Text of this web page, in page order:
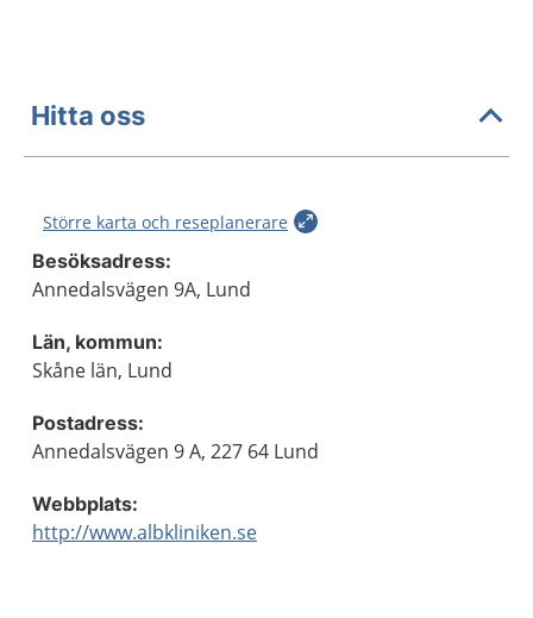
Hitta oss
Större karta och reseplanerare
Besöksadress:
Annedalsvägen 9A, Lund
Län, kommun:
Skåne län, Lund
Postadress:
Annedalsvägen 9 A, 227 64 Lund
Webbplats:
http://www.albkliniken.se